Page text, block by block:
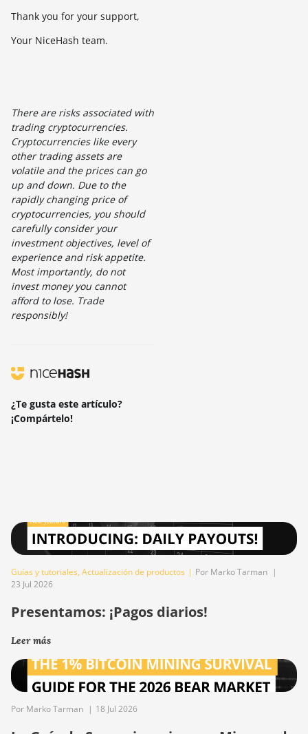
Thank you for your support,
Your NiceHash team.
There are risks associated with
trading cryptocurrencies.
Cryptocurrencies like every
other trading assets are
volatile and the prices can go
up and down. Due to the
rapidly changing price of
cryptocurrencies, you should
carefully consider your
investment objectives, level of
experience and risk appetite.
Most importantly, do not
invest money you cannot
afford to lose. Trade
responsibly!
¿Te gusta este artículo?
¡Compártelo!
Guías y tutoriales, Actualización de productos | Por Marko Tarman |
23 Jul 2026
Presentamos: ¡Pagos diarios!
Leer más
Por Marko Tarman | 18 Jul 2026